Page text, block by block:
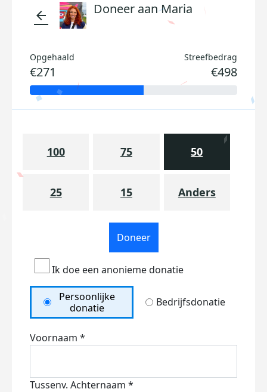
arrow_back Doneer aan Maria
Opgehaald
€271
Streefbedrag
€498
100 75 50
25 15 Anders
Doneer
Ik doe een anonieme donatie
Persoonlijke
donatie
Bedrijfsdonatie
Voornaam *
Tussenv. Achternaam *